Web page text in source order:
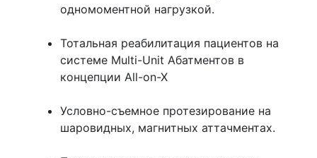
одномоментной нагрузкой.
Тотальная реабилитация пациентов на
системе Multi-Unit Абатментов в
концепции All-on-X
Условно-съемное протезирование на
шаровидных, магнитных аттачментах.